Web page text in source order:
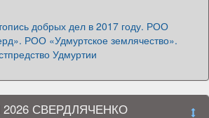
добрых дел в 2017 году. РОО
РОО «Удмуртское землячество».
Удмуртии
СВЕРДЛЯЧЕНКО